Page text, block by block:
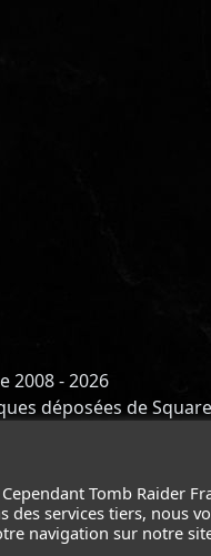
Tomb Raider
des services tiers, nous
navigation sur notre
2008 - 2026
déposées de